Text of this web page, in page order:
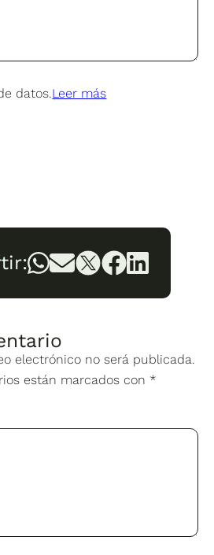
datos.Leer más
electrónico no será publicada.
están marcados con *